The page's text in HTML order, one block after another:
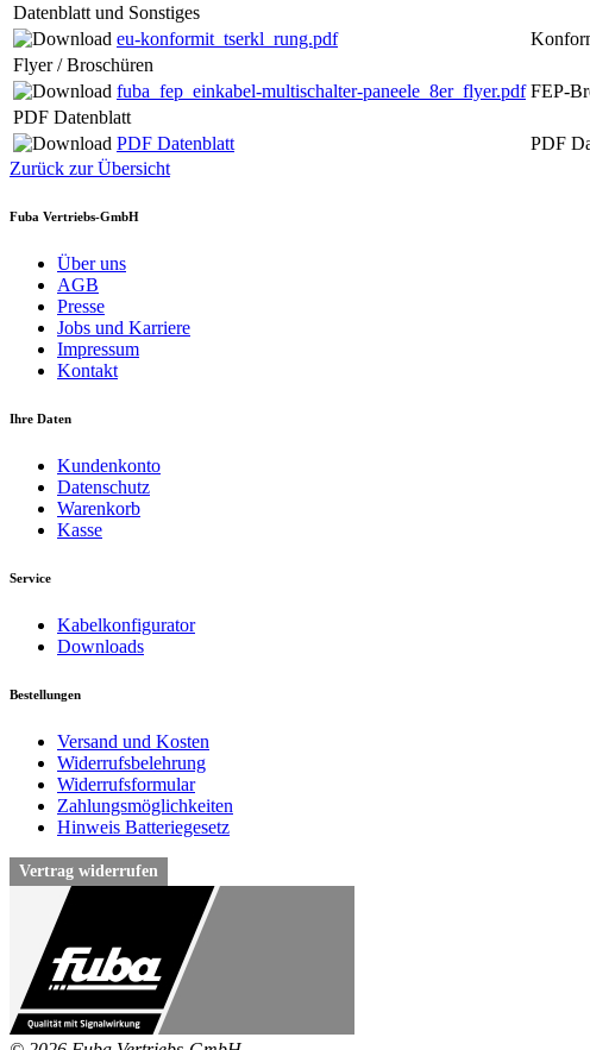
Datenblatt und Sonstiges
eu-konformit_tserkl_rung.pdf
Flyer / Broschüren
fuba_fep_einkabel-multischalter-paneele_8er_flyer.pdf FEP-
PDF Datenblatt
PDF Datenblatt
PDF
Zurück zur Übersicht
Fuba Vertriebs-GmbH
Über uns
AGB
Presse
Jobs und Karriere
Impressum
Kontakt
Ihre Daten
Kundenkonto
Datenschutz
Warenkorb
Kasse
Service
Kabelkonfigurator
Downloads
Bestellungen
Versand und Kosten
Widerrufsbelehrung
Widerrufsformular
Zahlungsmöglichkeiten
Hinweis Batteriegesetz
Vertrag widerrufen